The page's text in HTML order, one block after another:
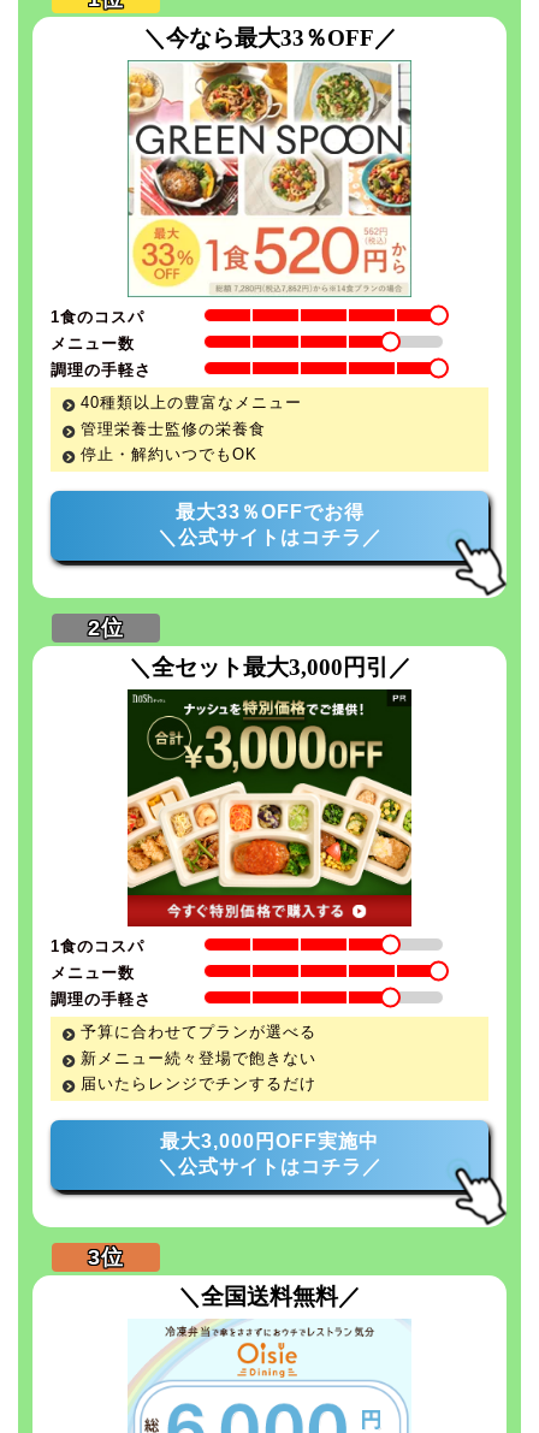
＼今なら最大33％OFF／
1食のコスパ
メニュー数
調理の手軽さ
40種類以上の豊富なメニュー
管理栄養士監修の栄養食
停止・解約いつでもOK
最大33％OFFでお得
＼公式サイトはコチラ／
＼全セット最大3,000円引／
1食のコスパ
メニュー数
調理の手軽さ
予算に合わせてプランが選べる
新メニュー続々登場で飽きない
届いたらレンジでチンするだけ
最大3,000円OFF実施中
＼公式サイトはコチラ／
＼全国送料無料／